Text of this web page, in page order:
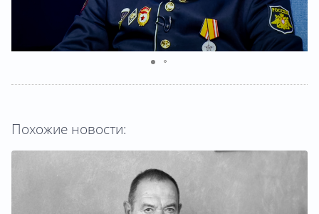
Похожие новости: